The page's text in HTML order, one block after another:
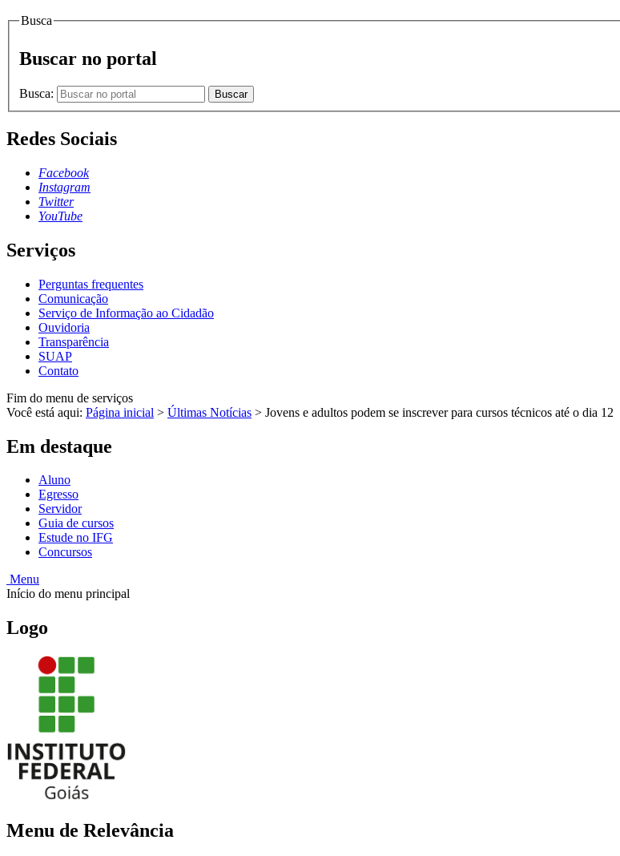
Busca
Buscar no portal
Busca: Buscar
Redes Sociais
Facebook
Instagram
Twitter
YouTube
Serviços
Perguntas frequentes
Comunicação
Serviço de Informação ao Cidadão
Ouvidoria
Transparência
SUAP
Contato
Fim do menu de serviços
Você está aqui: Página inicial > Últimas Notícias > Jovens e adultos podem se inscrever para cursos técnicos até o dia 12
Em destaque
Aluno
Egresso
Servidor
Guia de cursos
Estude no IFG
Concursos
Menu
Início do menu principal
Logo
Menu de Relevância